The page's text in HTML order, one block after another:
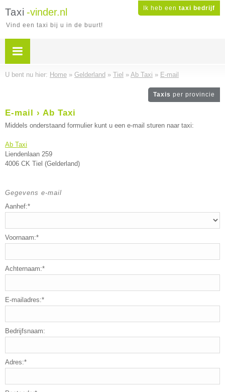
Ik heb een taxi bedrijf
Taxi -vinder.nl
Vind een taxi bij u in de buurt!
U bent nu hier: Home » Gelderland » Tiel » Ab Taxi » E-mail
Taxis per provincie
E-mail › Ab Taxi
Middels onderstaand formulier kunt u een e-mail sturen naar taxi:
Ab Taxi
Liendenlaan 259
4006 CK Tiel (Gelderland)
Gegevens e-mail
Aanhef:*
Voornaam:*
Achternaam:*
E-mailadres:*
Bedrijfsnaam:
Adres:*